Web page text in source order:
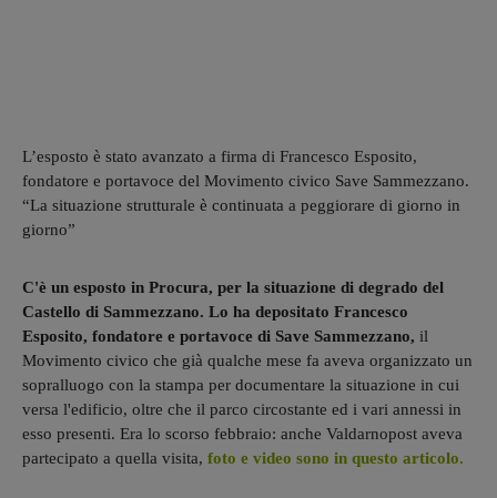
L’esposto è stato avanzato a firma di Francesco Esposito,
fondatore e portavoce del Movimento civico Save Sammezzano.
“La situazione strutturale è continuata a peggiorare di giorno in
giorno”
C'è un esposto in Procura, per la situazione di degrado del
Castello di Sammezzano. Lo ha depositato Francesco
Esposito, fondatore e portavoce di Save Sammezzano, il
Movimento civico che già qualche mese fa aveva organizzato un
sopralluogo con la stampa per documentare la situazione in cui
versa l'edificio, oltre che il parco circostante ed i vari annessi in
esso presenti. Era lo scorso febbraio: anche Valdarnopost aveva
partecipato a quella visita, foto e video sono in questo articolo.